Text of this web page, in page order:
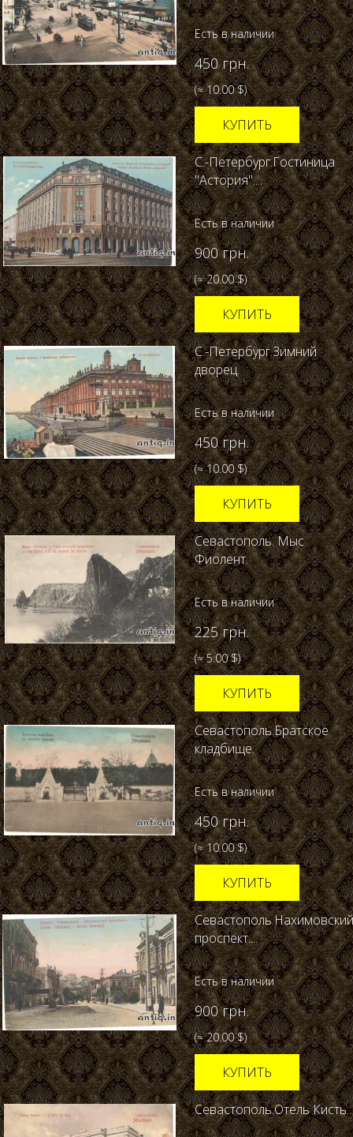
Есть в наличии
450 грн.
(≈ 10.00 $)
КУПИТЬ
С.-Петербург.Гостиница
"Астория"....
Есть в наличии
900 грн.
(≈ 20.00 $)
КУПИТЬ
С.-Петербург.Зимний
дворец.
Есть в наличии
450 грн.
(≈ 10.00 $)
КУПИТЬ
Севастополь. Мыс
Фиолент.
Есть в наличии
225 грн.
(≈ 5.00 $)
КУПИТЬ
Севастополь.Братское
кладбище.
Есть в наличии
450 грн.
(≈ 10.00 $)
КУПИТЬ
Севастополь.Нахимовский
проспект....
Есть в наличии
900 грн.
(≈ 20.00 $)
КУПИТЬ
Севастополь.Отель Кисть.